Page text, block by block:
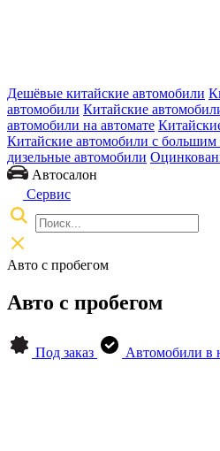
Дешёвые китайские автомобили
автомобили Китайские
автомобили на автомате
Китайские автомобили с
дизельные автомобили
Автосалон
Сервис
Авто с пробегом
Авто с пробегом
Под заказ Автомобили в